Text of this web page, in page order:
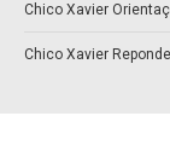
Chico Xavier
Chico Xavier Reponde